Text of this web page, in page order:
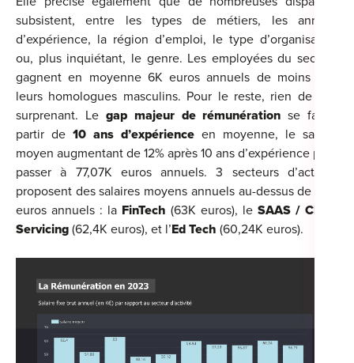
subsistent, entre les types de métiers, les années
d’expérience, la région d’emploi, le type d’organisation
ou, plus inquiétant, le genre. Les employées du secteur
gagnent en moyenne 6K euros annuels de moins que
leurs homologues masculins. Pour le reste, rien de très
surprenant. Legap majeur de rémunération se fait à
partir de 10 ans d’expérience en moyenne, le salaire
moyen augmentant de 12% après 10 ans d’expérience pour
passer à 77,07K euros annuels. 3 secteurs d’activité
proposent des salaires moyens annuels au-dessus de 60K
euros annuels : la FinTech (63K euros), le SAAS / Cloud
Servicing (62,4K euros), et l’Ed Tech (60,24K euros).